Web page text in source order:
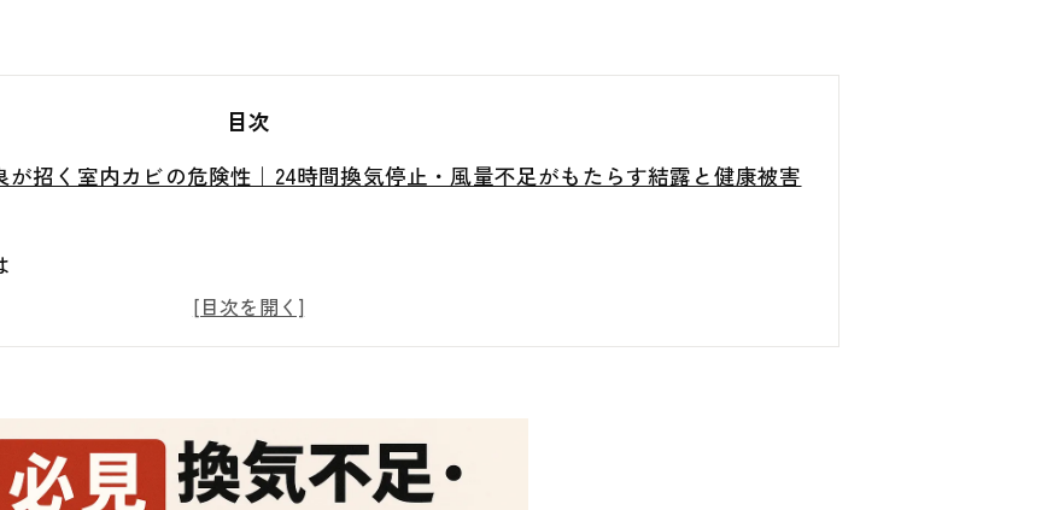
目次
が招く室内カビの危険性｜24時間換気停止・風量不足がもたらす結露と健康被害
化
方